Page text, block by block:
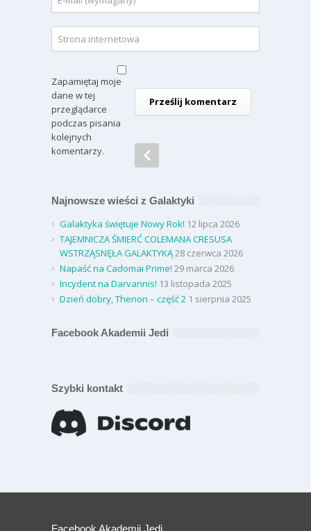
Zapamiętaj moje
dane w tej
przeglądarce
podczas pisania
kolejnych
komentarzy.
Najnowsze wieści z Galaktyki
Galaktyka świętuje Nowy Rok! 12 lipca 2026
TAJEMNICZA ŚMIERĆ COLEMANA CRESUSA
WSTRZĄSNĘŁA GALAKTYKĄ28 czerwca 2026
Napaść na Cadomai Prime! 29 marca 2026
Incydent na Darvannis! 13 listopada 2025
Dzień dobry, Thenon – część 2 1 sierpnia 2025
Facebook Akademii Jedi
Szybki kontakt
Facebook Akademii Jedi